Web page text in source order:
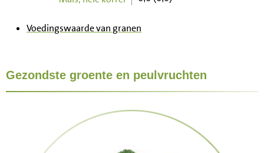
Voedingswaarde van granen
Gezondste groente en peulvruchten